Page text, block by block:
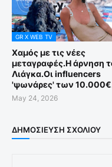
GR X WEB TV
Χαμός με τις νέες
μεταγραφές.Η άρνηση
Λιάγκα.Οι influencers
'ψωνάρες' των
May 24, 2026
ΔΗΜΟΣΊΕΥΣΗ ΣΧΟΛΊΟΥ